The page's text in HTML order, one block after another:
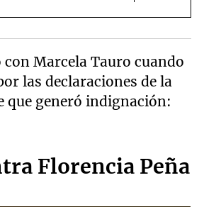
con Marcela Tauro cuando
las declaraciones de la
que generó indignación:
Florencia Peña